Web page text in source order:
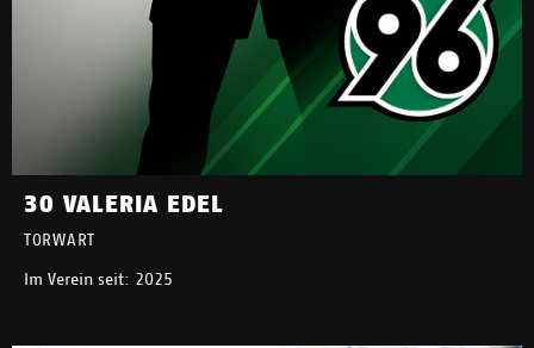
30 VALERIA EDEL
TORWART
Im Verein seit: 2025